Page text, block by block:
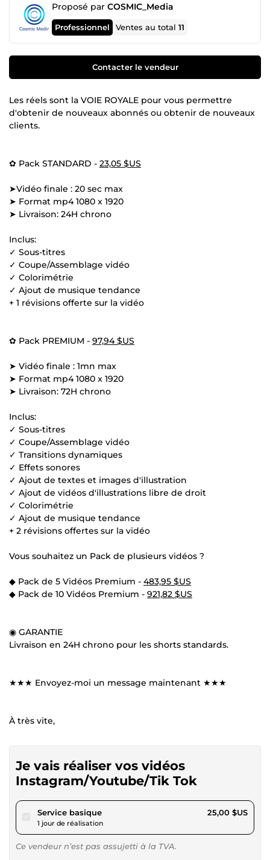
Proposé par COSMIC_Media
Professionnel Ventes au total11
Contacter le vendeur
Les réels sont la VOIE ROYALE pour vous permettre
d'obtenir de nouveaux abonnés ou obtenir de nouveaux
clients.
✿ Pack STANDARD - 23,05 $US
➤Vidéo finale : 20 sec max
➤ Format mp4 1080 x 1920
➤ Livraison: 24H chrono
Inclus:
✓ Sous-titres
✓ Coupe/Assemblage vidéo
✓ Colorimétrie
✓ Ajout de musique tendance
+ 1 révisions offerte sur la vidéo
✿ Pack PREMIUM - 97,94 $US
➤ Vidéo finale : 1mn max
➤ Format mp4 1080 x 1920
➤ Livraison: 72H chrono
Inclus:
✓ Sous-titres
✓ Coupe/Assemblage vidéo
✓ Transitions dynamiques
✓ Effets sonores
✓ Ajout de textes et images d'illustration
✓ Ajout de vidéos d'illustrations libre de droit
✓ Colorimétrie
✓ Ajout de musique tendance
+ 2 révisions offertes sur la vidéo
Vous souhaitez un Pack de plusieurs vidéos ?
◆ Pack de 5 Vidéos Premium - 483,95 $US
◆ Pack de 10 Vidéos Premium - 921,82 $US
◉ GARANTIE
Livraison en 24H chrono pour les shorts standards.
★★★ Envoyez-moi un message maintenant ★★★
À très vite,
Je vais réaliser vos vidéos
Instagram/Youtube/Tik Tok
Service basiquepour 23,05 $US
1 jour de réalisation
25,00 $US
Ce vendeur n’est pas assujetti à la TVA.